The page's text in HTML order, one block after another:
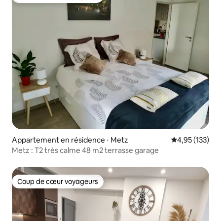
Appartement en résidence ⋅ Metz Évaluation
4,95 (133)
Metz : T2 très calme 48 m2 terrasse garage
Coup de cœur voyageurs
Coup de cœur voyageurs